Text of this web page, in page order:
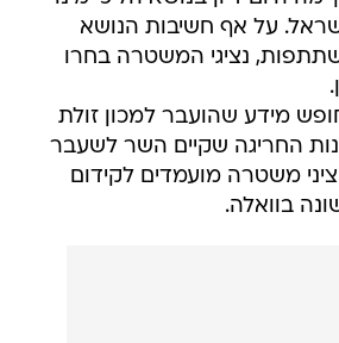
על אף חשיבות הנושא
נציגי המשטרה בחרו
מידע שהועבר למכון זולת
החריגה שקיים השר לשעבר
משטרה מועמדים לקידום
בוואלה.